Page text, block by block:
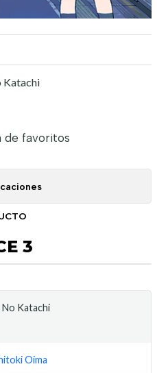
Katachi
de favoritos
3
No Katachi
Oima